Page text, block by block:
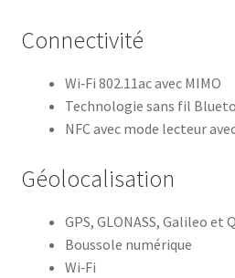
Connectivité
Wi‑Fi 802.11ac avec MIMO
Technologie sans fil
NFC avec mode lecteur
Géolocalisation
GPS, GLONASS, Galileo et
Boussole numérique
Wi‑Fi